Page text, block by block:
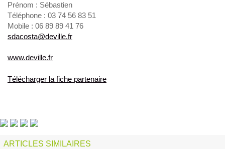
Prénom : Sébastien
Téléphone : 03 74 56 83 51
Mobile : 06 89 89 41 76
sdacosta@deville.fr
www.deville.fr
Télécharger la fiche partenaire
ARTICLES SIMILAIRES